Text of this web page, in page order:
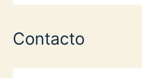
Contacto